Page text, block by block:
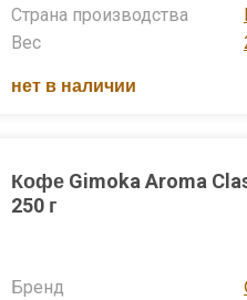
Страна производства
Вес
нет в наличии
Кофе Gimoka Aroma
250 г
Бренд